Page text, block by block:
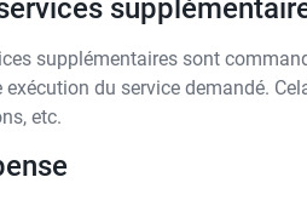
supplémentaires sont
du service demandé.
etc.